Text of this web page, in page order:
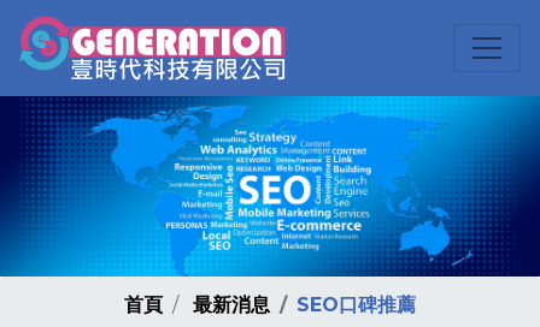
首頁 最新消息 SEO口碑推薦